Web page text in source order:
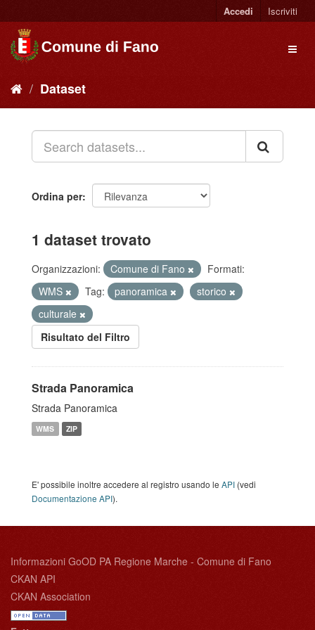
Accedi Iscriviti
Dataset
Ordina per
1 dataset trovato
Organizzazioni: Comune di Fano
Formati:
WMS
Tag: panoramica
storico
culturale
Risultato del Filtro
Strada Panoramica
Strada Panoramica
WMS ZIP
E' possibile inoltre accedere al registro usando le API (vedi
Documentazione API).
Informazioni GoOD PA Regione Marche - Comune di Fano
CKAN API
CKAN Association